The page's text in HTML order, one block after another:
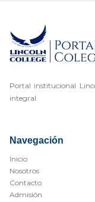
Portal institucional
integral.
Navegación
Inicio
Nosotros
Contacto
Admisión